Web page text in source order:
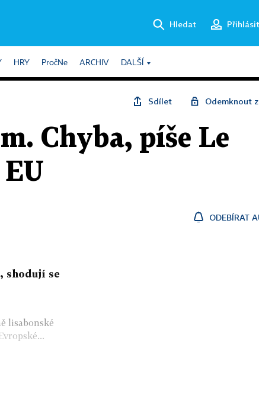
Hledat
HRY PročNe ARCHIV DALŠÍ
Sdílet Odemknout
Chyba, píše Le
ODEBÍRAT
shodují se
lisabonské